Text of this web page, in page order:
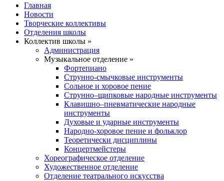
Главная
Новости
Творческие коллективы
Отделения школы
Коллектив школы »
Администрация
Музыкальное отделение »
Фортепиано
Струнно-смычковые инструменты
Сольное и хоровое пение
Струнно–щипковые народные инструменты
Клавишно–пневматические народные
инструменты
Духовые и ударные инструменты
Народно-хоровое пение и фольклор
Теоретически дисциплины
Концертмейстеры
Хореографическое отделение
Художественное отделение
Отделение театрального искусства